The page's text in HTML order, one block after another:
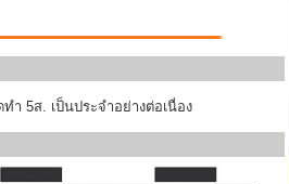
5ส. เป็นประจำอย่างต่อเนื่อง